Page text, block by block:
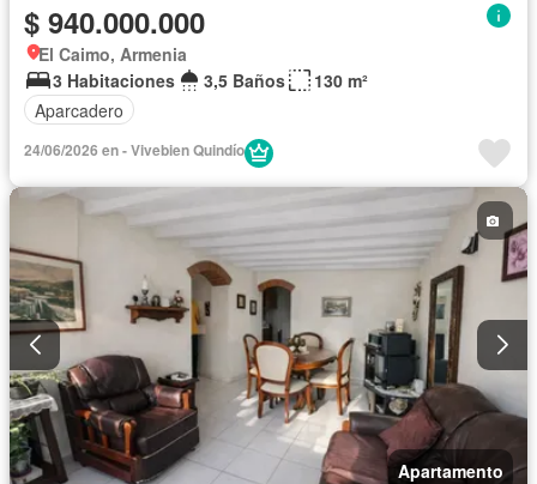
$ 940.000.000
El Caimo, Armenia
3 Habitaciones
3,5 Baños
130 m²
Aparcadero
24/06/2026 en - Vivebien Quindío
Apartamento